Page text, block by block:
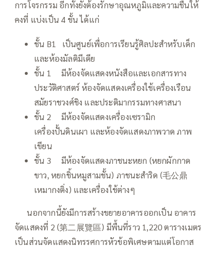
การโจรกรรม อีกทั้งยังต้องรักษาอุณหภูมิและความชื้นให้
คงที่ แบ่งเป็น 4 ชั้น ได้แก่
ชั้น B1 เป็นศูนย์เพื่อการเรียนรู้ศิลปะสำหรับเด็ก
และห้องมัลติมีเดีย
ชั้น 1 มีห้องจัดแสดงหนังสือและเอกสารทาง
ประวัติศาสตร์ ห้องจัดแสดงเครื่องใช้เครื่องเรือน
สมัยราชวงศ์ชิง และประติมากรรมทางศาสนา
ชั้น 2 มีห้องจัดแสดงเครื่องเซรามิก
เครื่องปั้นดินเผา และห้องจัดแสดงภาพวาด ภาพ
เขียน
ชั้น 3 มีห้องจัดแสดงภาชนะหยก (หยกผักกาด
ขาว, หยกชิ้นหมูสามชั้น) ภาชนะสำริด (毛公鼎
เหมากงติ่ง) และเครื่องใช้ต่างๆ
—–นอกจากนี้ยังมีการสร้างขยายอาคารออกเป็น อาคาร
จัดแสดงที่ 2 (第二展覽區) มีพื้นที่ราว 1,220 ตารางเมตร
เป็นส่วนจัดแสดงนิทรรศการหัวข้อพิเศษตามแต่โอกาส